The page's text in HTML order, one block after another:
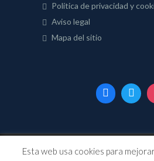
Política de privacidad y
Aviso legal
Mapa del sitio
Página web desarrollada por
Esta web usa cookies para